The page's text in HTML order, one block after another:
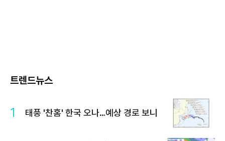
트렌드뉴스
1 태풍 '찬홈' 한국 오나…예상 경로 보니